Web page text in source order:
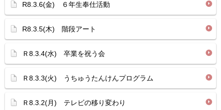
R8.3.6(金) ６年生奉仕活動
R8.3.5(木) 階段アート
Ｒ8.3.4(水) 卒業を祝う会
Ｒ8.3.3(火) うちゅうたんけんプログラム
Ｒ8.3.2(月) テレビの移り変わり